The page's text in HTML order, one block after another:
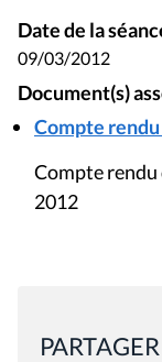
Date de la
09/03/2012
Document(s)
Compte rendu
Compte rendu
2012
PARTAGER